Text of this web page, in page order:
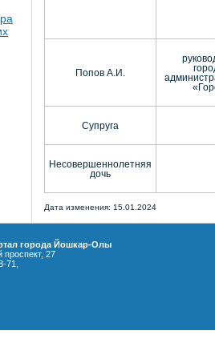
Попов А.И.
Супруга
Несовершеннолетняя
дочь
Дата изменения: 15.01.2024
города Йошкар-Олы
27
71,